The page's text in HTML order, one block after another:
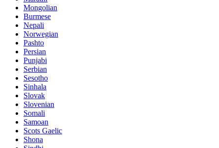
Mongolian
Burmese
Nepali
Norwegian
Pashto
Persian
Punjabi
Serbian
Sesotho
Sinhala
Slovak
Slovenian
Somali
Samoan
Scots Gaelic
Shona